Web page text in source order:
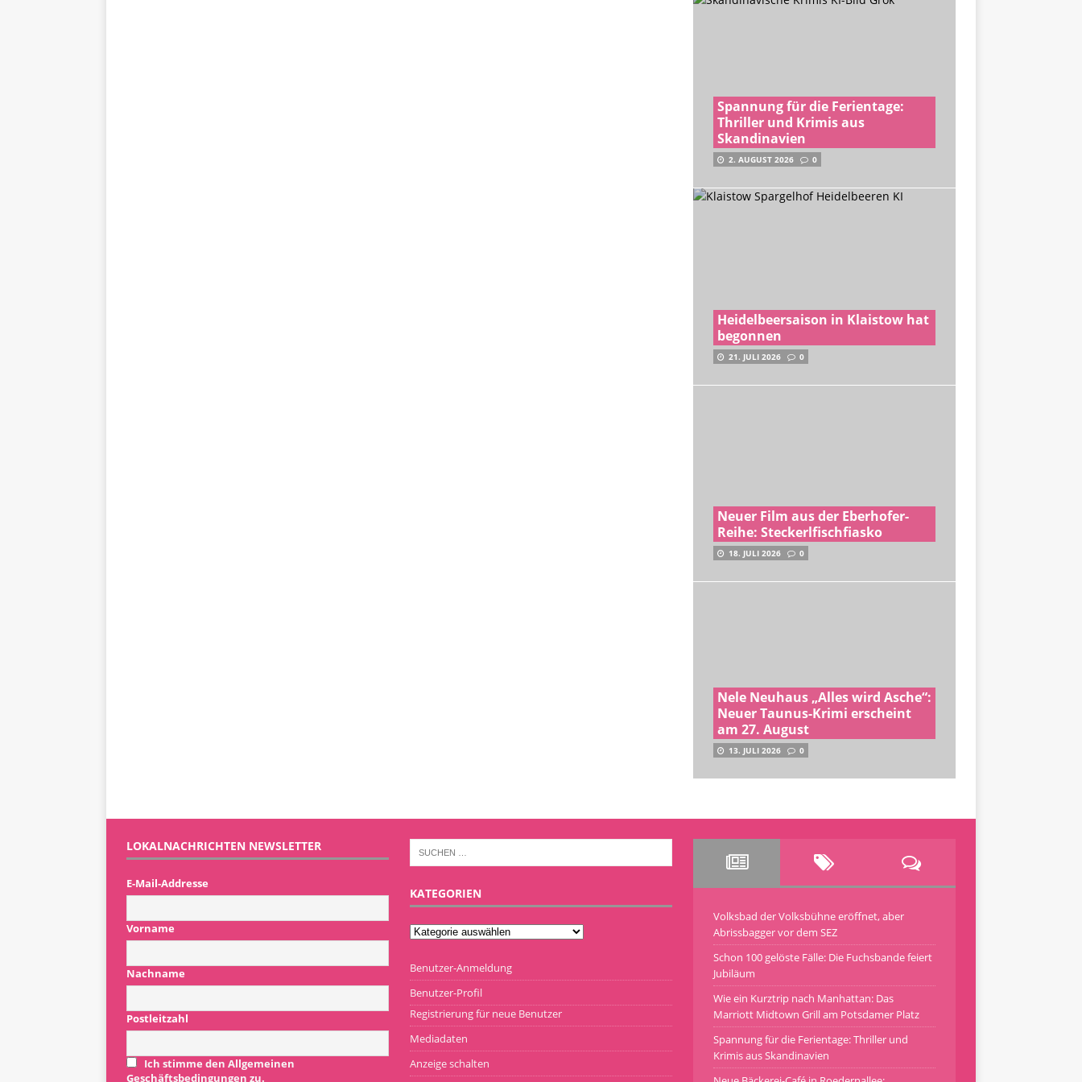
Spannung für die Ferientage:
Thriller und Krimis aus
Skandinavien
2. AUGUST 2026 0
Heidelbeersaison in Klaistow hat
begonnen
21. JULI 2026 0
Neuer Film aus der Eberhofer-
Reihe: Steckerlfischfiasko
18. JULI 2026 0
Nele Neuhaus „Alles wird Asche“:
Neuer Taunus-Krimi erscheint
am 27. August
13. JULI 2026 0
LOKALNACHRICHTEN NEWSLETTER
E-Mail-Addresse
Vorname
Nachname
Postleitzahl
Ich stimme den Allgemeinen
Geschäftsbedingungen zu.
KATEGORIEN
Benutzer-Anmeldung
Benutzer-Profil
Registrierung für neue Benutzer
Mediadaten
Anzeige schalten
Volksbad der Volksbühne eröffnet, aber
Abrissbagger vor dem SEZ
Schon 100 gelöste Fälle: Die Fuchsbande feiert
Jubiläum
Wie ein Kurztrip nach Manhattan: Das
Marriott Midtown Grill am Potsdamer Platz
Spannung für die Ferientage: Thriller und
Krimis aus Skandinavien